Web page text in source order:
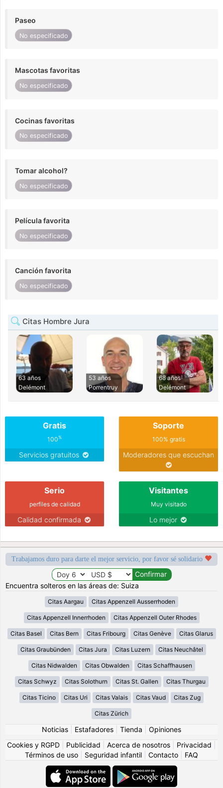
Paseo
No especificado
Mascotas favoritas
No especificado
Cocinas favoritas
No especificado
Tomar alcohol?
No especificado
Película favorita
No especificado
Canción favorita
No especificado
Citas Hombre Jura
63 años
Delémont
53 años
Porrentruy
68 años
Delémont
Gratis
100%
Servicios gratuitos
Soporte
100% gratis
Moderadores que escuchan
Serio
perfiles de calidad
Calidad confirmada
Visitantes
Muy visitado
Lo mejor
Trabajamos duro para darte el mejor servicio, por favor sé solidario
Encuentra solteros en las áreas de: Suiza
Citas Aargau Citas Appenzell Ausserrhoden
Citas Appenzell Innerrhoden Citas Appenzell Outer Rhodes
Citas Basel Citas Bern Citas Fribourg Citas Genève Citas Glarus
Citas Graubünden Citas Jura Citas Luzern Citas Neuchâtel
Citas Nidwalden Citas Obwalden Citas Schaffhausen
Citas Schwyz Citas Solothurn Citas St. Gallen Citas Thurgau
Citas Ticino Citas Uri Citas Valais Citas Vaud Citas Zug
Citas Zürich
Noticias Estafadores Tienda
Opiniones
Cookies y RGPD
Publicidad Acerca de nosotros Privacidad
Términos de uso
Seguridad infantil Contacto FAQ